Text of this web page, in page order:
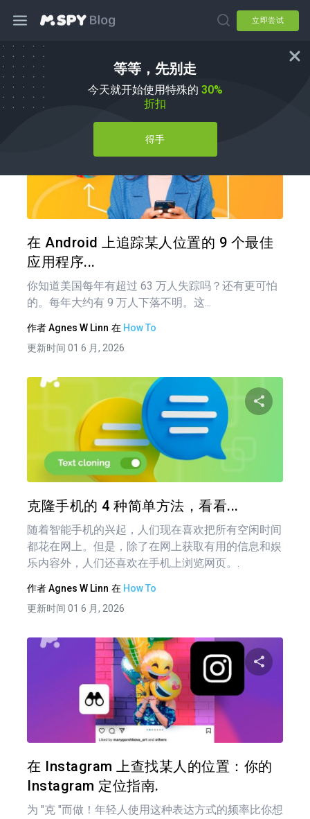
立即尝试
等等，先别走
今天就开始使用特殊的 30%
折扣
得手
如何
在 Android 上追踪某人位置的 9 个最佳
应用程序...
你知道美国每年有超过 63 万人失踪吗？还有更可怕
的。每年大约有 9 万人下落不明。这...
作者Agnes W Linn 在 How To
更新时间 01 6 月, 2026
克隆手机的 4 种简单方法，看看...
随着智能手机的兴起，人们现在喜欢把所有空闲时间
都花在网上。但是，除了在网上获取有用的信息和娱
乐内容外，人们还喜欢在手机上浏览网页。.
作者Agnes W Linn 在 How To
更新时间 01 6 月, 2026
在 Instagram 上查找某人的位置：你的
Instagram 定位指南.
为 "克 "而做！年轻人使用这种表达方式的频率比你想